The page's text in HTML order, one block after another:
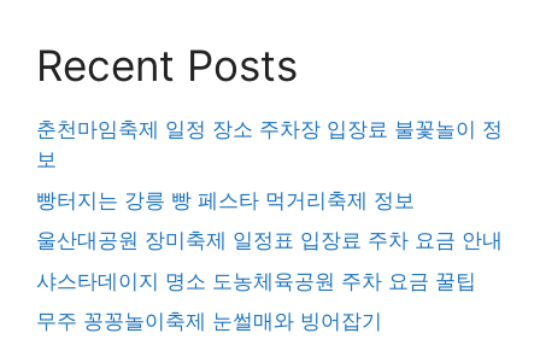
Recent Posts
춘천마임축제 일정 장소 주차장 입장료 불꽃놀이 정
보
빵터지는 강릉 빵 페스타 먹거리축제 정보
울산대공원 장미축제 일정표 입장료 주차 요금 안내
샤스타데이지 명소 도농체육공원 주차 요금 꿀팁
무주 꽁꽁놀이축제 눈썰매와 빙어잡기